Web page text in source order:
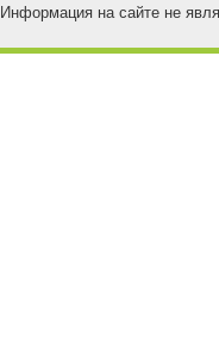
Информация на сайте не